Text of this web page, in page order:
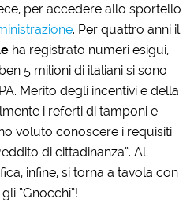
per accedere allo sportello
. Per quattro anni il
ha registrato numeri esigui,
5 milioni di italiani si sono
Merito degli incentivi e della
i referti di tamponi e
voluto conoscere i requisiti
di cittadinanza”. Al
infine, si torna a tavola con
“Gnocchi”!